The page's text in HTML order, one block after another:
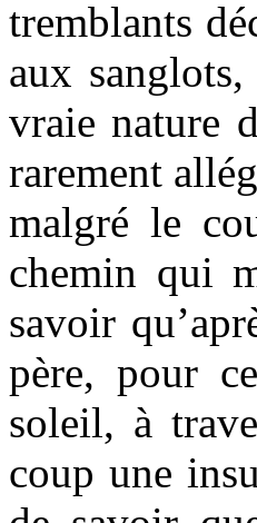
tremblants
aux
vraie nature
rarement
malgré le
chemin qui
savoir
père, pour
soleil, à
coup une